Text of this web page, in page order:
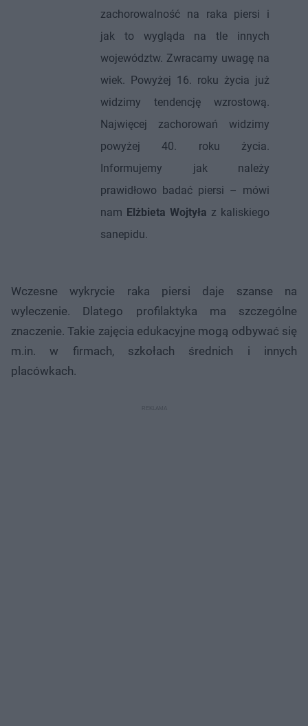
zachorowalność na raka piersi i
jak to wygląda na tle innych
województw. Zwracamy uwagę na
wiek. Powyżej 16. roku życia już
widzimy tendencję wzrostową.
Najwięcej zachorowań widzimy
powyżej 40. roku życia.
Informujemy jak należy
prawidłowo badać piersi – mówi
nam Elżbieta Wojtyła z kaliskiego
sanepidu.
Wczesne wykrycie raka piersi daje szanse na
wyleczenie. Dlatego profilaktyka ma szczególne
znaczenie. Takie zajęcia edukacyjne mogą odbywać się
m.in. w firmach, szkołach średnich i innych
placówkach.